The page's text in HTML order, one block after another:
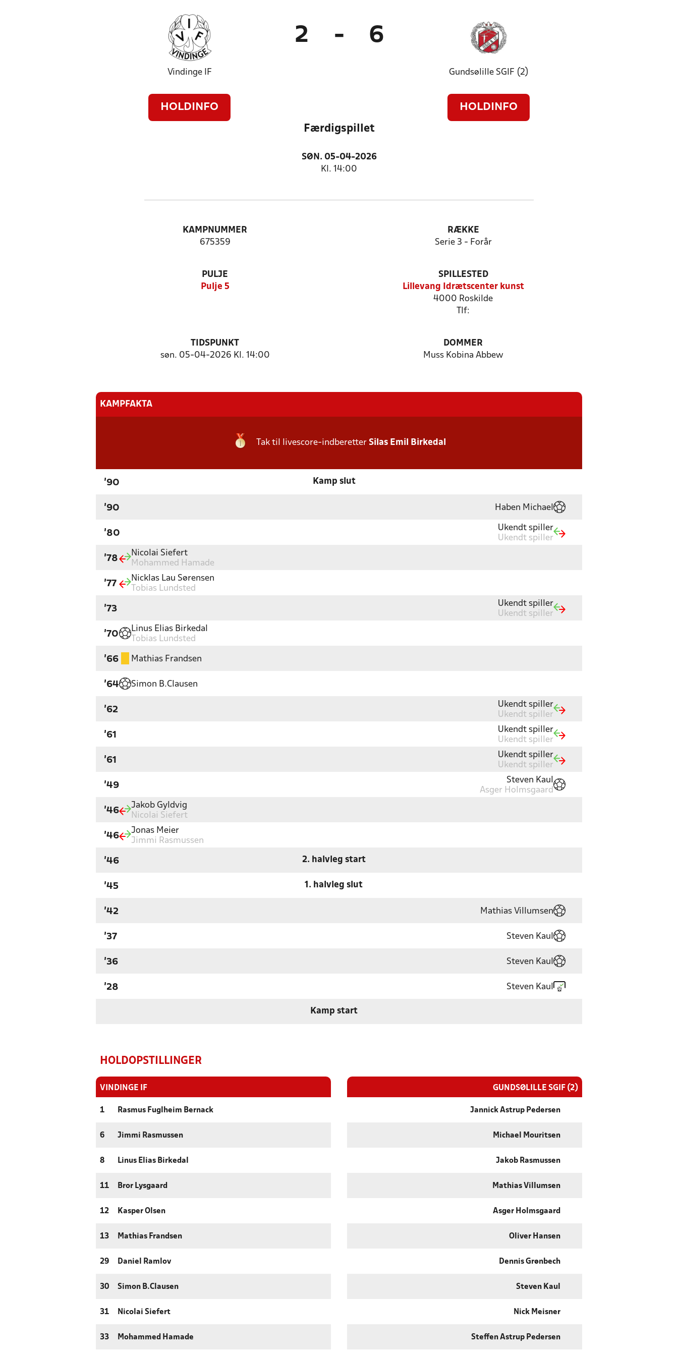
Vindinge IF
HOLDINFO
2 - 6
Gundsølille SGIF (2)
HOLDINFO
Færdigspillet
SØN. 05-04-2026
Kl. 14:00
KAMPNUMMER
675359
RÆKKE
Serie 3 - Forår
PULJE
Pulje 5
SPILLESTED
Lillevang Idrætscenter kunst
4000 Roskilde
Tlf:
TIDSPUNKT
søn. 05-04-2026 Kl. 14:00
DOMMER
Muss Kobina Abbew
KAMPFAKTA
Tak til livescore-indberetter Silas Emil Birkedal
'90 Kamp slut
'90 Haben Michael
'80
Ukendt spiller
Ukendt spiller
'78
Nicolai Siefert
Mohammed Hamade
'77
Nicklas Lau Sørensen
Tobias Lundsted
'73
Ukendt spiller
Ukendt spiller
'70
Linus Elias Birkedal
Tobias Lundsted
'66 Mathias Frandsen
'64 Simon B.Clausen
'62
Ukendt spiller
Ukendt spiller
'61
Ukendt spiller
Ukendt spiller
'61
Ukendt spiller
Ukendt spiller
'49
Steven Kaul
Asger Holmsgaard
'46
Jakob Gyldvig
Nicolai Siefert
'46
Jonas Meier
Jimmi Rasmussen
'46 2. halvleg start
'45 1. halvleg slut
'42 Mathias Villumsen
'37 Steven Kaul
'36 Steven Kaul
'28 Steven Kaul
Kamp start
HOLDOPSTILLINGER
VINDINGE IF
1 Rasmus Fuglheim Bernack
6 Jimmi Rasmussen
8 Linus Elias Birkedal
11 Bror Lysgaard
12 Kasper Olsen
13 Mathias Frandsen
29 Daniel Ramlov
30 Simon B.Clausen
31 Nicolai Siefert
33 Mohammed Hamade
GUNDSØLILLE SGIF (2)
Jannick Astrup Pedersen
Michael Mouritsen
Jakob Rasmussen
Mathias Villumsen
Asger Holmsgaard
Oliver Hansen
Dennis Grønbech
Steven Kaul
Nick Meisner
Steffen Astrup Pedersen